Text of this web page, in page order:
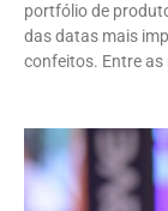
portfólio de
das datas mais
confeitos. Entre as